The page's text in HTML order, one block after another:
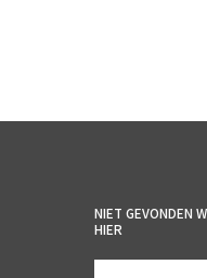
NIET GEVONDEN
HIER